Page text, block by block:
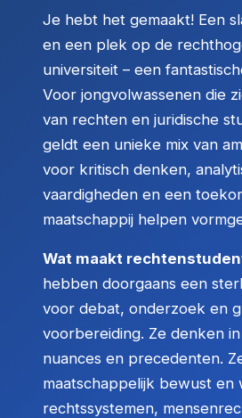
Je hebt het gemaakt! Een
en een plek op de
universiteit – een
Voor jongvolwassenen die
van rechten en juridische
geldt een unieke mix van
voor kritisch denken,
vaardigheden en een
maatschappij helpen
Wat maakt
hebben doorgaans een
voor debat, onderzoek en
voorbereiding. Ze denken
nuances en precedenten.
maatschappelijk bewust en
rechtssystemen,